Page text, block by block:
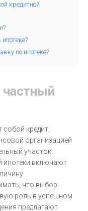
кредитной
по ипотеке?
частный
кредит,
организацией
участок.
ипотеки включают
что выбор
роль в успешном
предлагают